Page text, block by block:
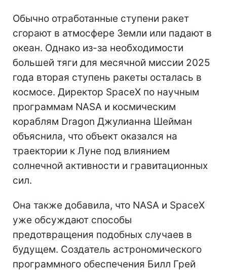
Обычно отработанные ступени ракет
сгорают в атмосфере Земли или падают в
океан. Однако из-за необходимости
большей тяги для месячной миссии 2025
года вторая ступень ракеты осталась в
космосе. Директор SpaceX по научным
программам NASA и космическим
кораблям Dragon Джулианна Шейман
объяснила, что объект оказался на
траектории к Луне под влиянием
солнечной активности и гравитационных
сил.
Она также добавила, что NASA и SpaceX
уже обсуждают способы
предотвращения подобных случаев в
будущем. Создатель астрономического
программного обеспечения Билл Грей